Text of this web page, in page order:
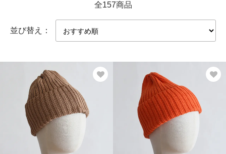
全157商品
並び替え：